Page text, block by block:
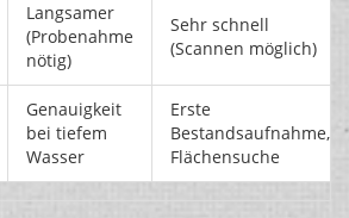
Langsamer
(Probenahme
nötig)
Sehr schnell
(Scannen möglich)
Genauigkeit
bei tiefem
Wasser
Erste
Bestandsaufnahme,
Flächensuche